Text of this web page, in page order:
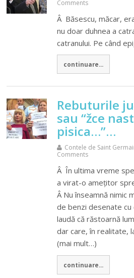
Comments
Â Băsescu, măcar,
nu doar duhnea a
catranului. Pe când
continuare...
Rebuturile
sau “žce
pisica…”…
Contele de Saint
Comments
Â În ultima vreme
a virat-o amețitor
Â Nu înseamnă nimic
de benzi desenate
laudă că răstoarnă
dar care, în realitate,
(mai mult…)
continuare...